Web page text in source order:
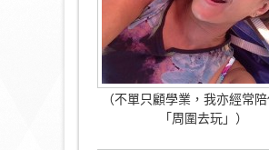
（不單只顧學業，我亦經常
「周圍去玩」）